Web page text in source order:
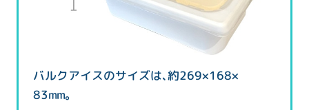
バルクアイスのサイズは、約269×168×
83mm。